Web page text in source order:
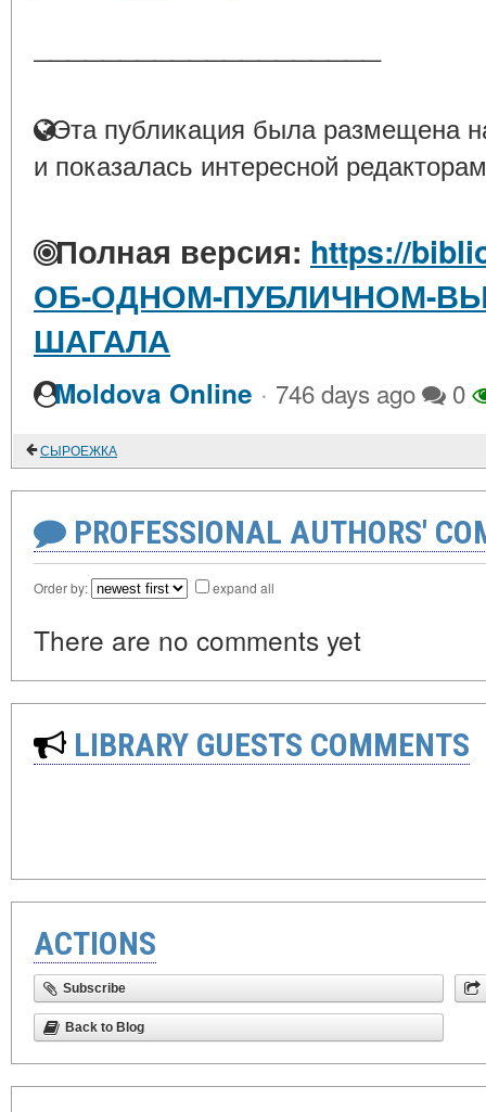
Эта публикация была размещена
и показалась интересной
Полная версия: https://
ОБ-ОДНОМ-ПУБЛИЧНОМ-
ШАГАЛА
Moldova Online · 746 days ago 0
СЫРОЕЖКА
PROFESSIONAL AUTHORS'
Order by: expand all
There are no comments yet
LIBRARY GUESTS COMMENTS
ACTIONS
Subscribe
Back to Blog